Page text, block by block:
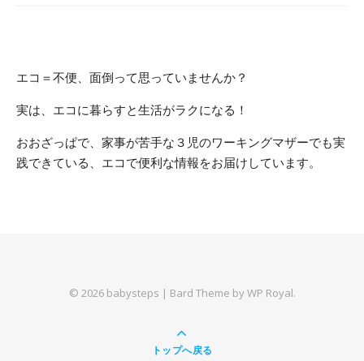
エコ＝不便、面倒って思っていませんか？
実は、エコに暮らすと生活がラクになる！
おおざっぱで、家事が苦手な３児のワーキングマザーでも実
践できている、エコで便利な情報をお届けしています。
© 2026 babysteps | Bard Theme byWP Royal.
トップへ戻る